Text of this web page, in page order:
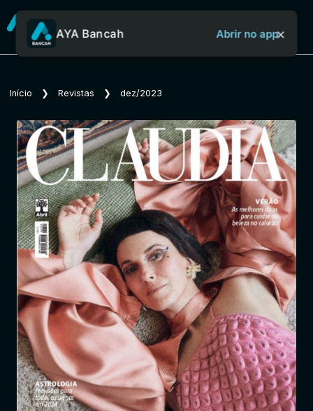
Sobre o Aya Bancah
Início
Revistas
Jornais
Notícias
Entrar
AYA Bancah Abrir no app×
Início ❯ Revistas ❯ dez/2023